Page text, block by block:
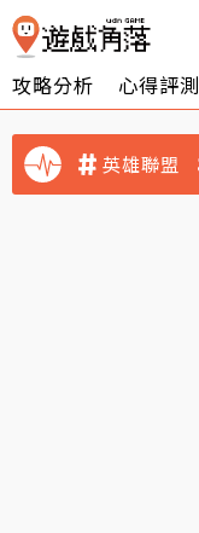
攻略分析 心得評測
英雄聯盟